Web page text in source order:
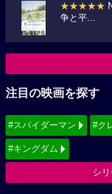
★★★★★
争と平...
注目の映画を探す
#スパイダーマン #ク
#キングダム
シ